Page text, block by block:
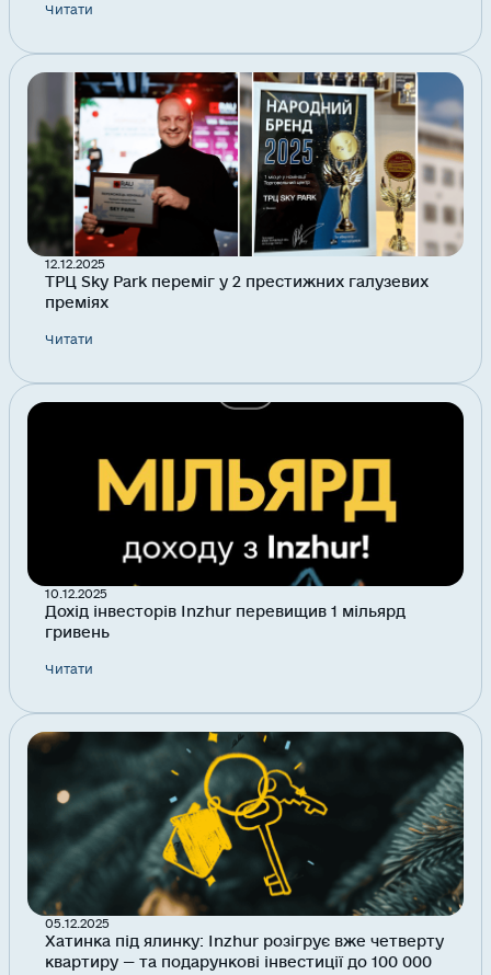
Читати
12.12.2025
ТРЦ Sky Park переміг у 2 престижних галузевих
преміях
Читати
10.12.2025
Дохід інвесторів Inzhur перевищив 1 мільярд
гривень
Читати
05.12.2025
Хатинка під ялинку: Inzhur розігрує вже четверту
квартиру — та подарункові інвестиції до 100 000